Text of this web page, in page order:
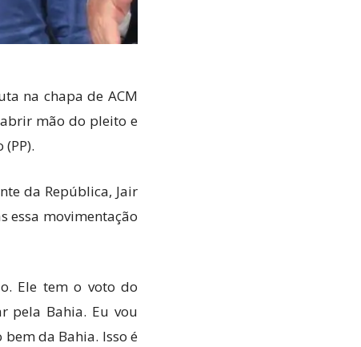
na chapa de ACM
mão do pleito e
da República, Jair
essa movimentação
Ele tem o voto do
pela Bahia. Eu vou
da Bahia. Isso é